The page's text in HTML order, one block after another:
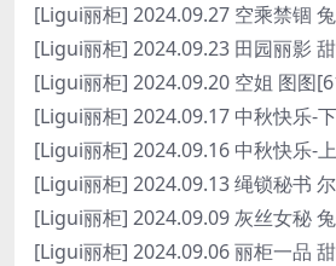
[Ligui丽柜] 2024.09.27 空乘禁锢
[Ligui丽柜] 2024.09.23 田园丽影
[Ligui丽柜] 2024.09.20 空姐 图图
[Ligui丽柜] 2024.09.17 中秋快乐-
[Ligui丽柜] 2024.09.16 中秋快乐-
[Ligui丽柜] 2024.09.13 绳锁秘书
[Ligui丽柜] 2024.09.09 灰丝女秘
[Ligui丽柜] 2024.09.06 丽柜一品